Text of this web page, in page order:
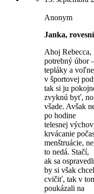
Anonym
Janka,
Ahoj Rebecca,
potrebný úbor
tepláky a
v športovej
tak si ju
zvyknú byť,
všade. Avšak
po hodine
telesnej
krvácanie
menštruácie,
to nedá. Stačí,
ak sa
by si však
cvičiť, tak v
poukázali na